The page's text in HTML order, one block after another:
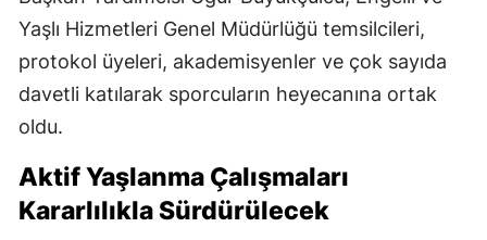
Yaşlı Hizmetleri Genel Müdürlüğü temsilcileri,
protokol üyeleri, akademisyenler ve çok sayıda
davetli katılarak sporcuların heyecanına ortak
oldu.
Aktif Yaşlanma Çalışmaları
Kararlılıkla Sürdürülecek